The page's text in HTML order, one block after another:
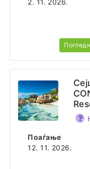
Поаѓање
12. 11. 2026.